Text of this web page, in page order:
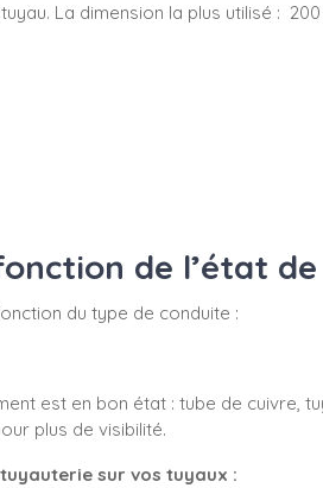
La dimension la plus utilisé :
de l’état
du type de conduite :
est en bon état : tube de cuivre,
plus de visibilité.
sur vos tuyaux :